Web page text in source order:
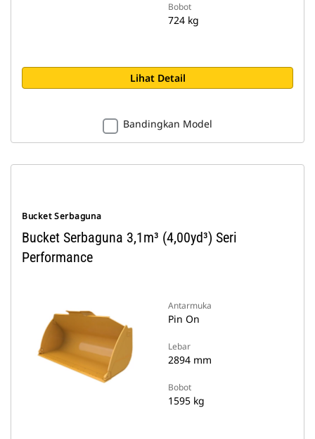
Bobot
724 kg
Lihat Detail
Bandingkan Model
Bucket Serbaguna
Bucket Serbaguna 3,1m³ (4,00yd³) Seri
Performance
Antarmuka
Pin On
Lebar
2894 mm
Bobot
1595 kg